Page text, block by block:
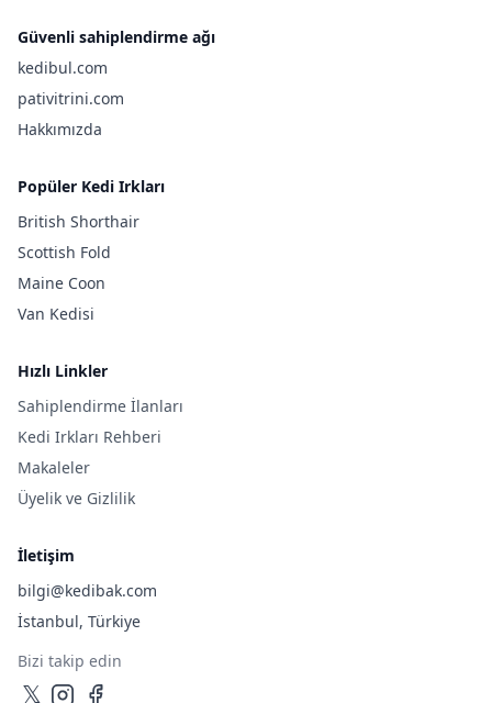
Güvenli sahiplendirme ağı
kedibul.com
pativitrini.com
Hakkımızda
Popüler Kedi Irkları
British Shorthair
Scottish Fold
Maine Coon
Van Kedisi
Hızlı Linkler
Sahiplendirme İlanları
Kedi Irkları Rehberi
Makaleler
Üyelik ve Gizlilik
İletişim
bilgi@kedibak.com
İstanbul, Türkiye
Bizi takip edin
𝕏